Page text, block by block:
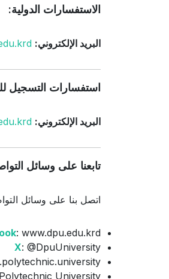
الاستفسارات الدولية:
البريد الإلكتروني:
استفسارات التسجيل
البريد الإلكتروني:
تابعنا على وسائل
اتصل بنا على وسائل
: www.dpu.edu.krd
X: @DpuUniversity
University